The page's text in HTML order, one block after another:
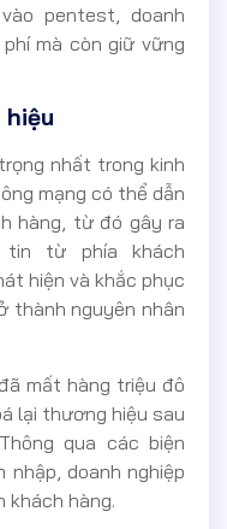
pentest, doanh
mà còn giữ vững
nhất trong kinh
mạng có thể dẫn
hàng, từ đó gây ra
từ phía khách
hiện và khắc phục
thành nguyên nhân
mất hàng triệu đô
lại thương hiệu sau
qua các biện
nhập, doanh nghiệp
khách hàng.